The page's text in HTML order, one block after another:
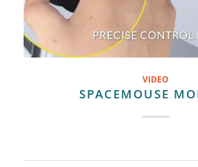
VIDEO
SPACEMOUSE